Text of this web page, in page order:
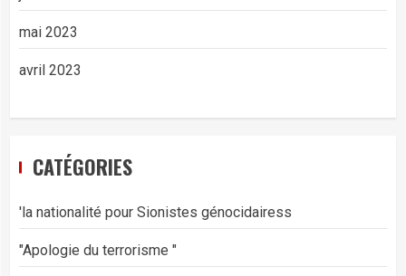
mai 2023
avril 2023
CATÉGORIES
'la nationalité pour Sionistes génocidairess
"Apologie du terrorisme "